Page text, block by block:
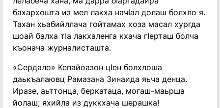
бахархошта из мел лакха начӀал долаш болхло я.
Тахан хьабийллача гойтамах хоза масал хургда
шоай балха тӀа лакхаленга кхача гӀерташ болча
къонача журналисташта.
«Сердало» Кепайоазон цӀен болхлоша
даькъалаювц Рамазана Зинаида яьча денца.
Иразе, аьттонца, беркатаца, могаш-маьрша
йолаш; яхийла из дуккхача шерашка!